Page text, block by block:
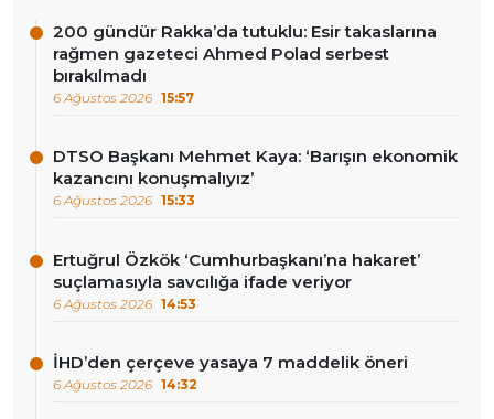
200 gündür Rakka’da tutuklu: Esir takaslarına
rağmen gazeteci Ahmed Polad serbest
bırakılmadı
6 Ağustos 2026 15:57
DTSO Başkanı Mehmet Kaya: ‘Barışın ekonomik
kazancını konuşmalıyız’
6 Ağustos 2026 15:33
Ertuğrul Özkök ‘Cumhurbaşkanı’na hakaret’
suçlamasıyla savcılığa ifade veriyor
6 Ağustos 2026 14:53
İHD’den çerçeve yasaya 7 maddelik öneri
6 Ağustos 2026 14:32